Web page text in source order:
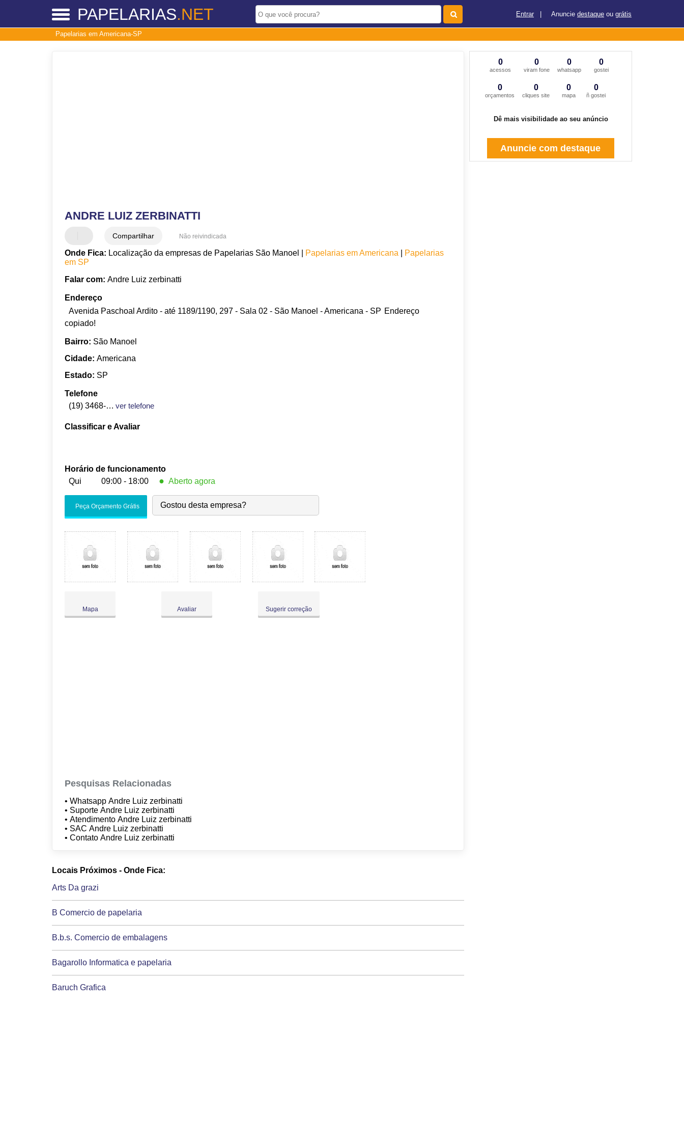
PAPELARIAS.NET Entrar Anuncie destaque ou grátis
Papelarias em Americana-SP
ANDRE LUIZ ZERBINATTI
Compartilhar Não reivindicada
Onde Fica: Localização da empresas de Papelarias São Manoel | Papelarias em Americana
Papelarias
em SP
Falar com: Andre Luiz zerbinatti
Endereço
Avenida Paschoal Ardito - até 1189/1190, 297 - Sala 02 - São Manoel - Americana - SP Endereço
copiado!
Bairro: São Manoel
Cidade: Americana
Estado: SP
Telefone
(19) 3468-2759
ver telefone
Classificar e Avaliar
Horário de funcionamento
Qui
09:00 - 18:00 ● Aberto agora
09:00 -
Fecha às 18:00
Sex:
09:00 - 18:00
Sáb:
Fechado
Fechado
Peça Orçamento Grátis Gostou desta empresa?
Mapa Avaliar Sugerir correção
Pesquisas Relacionadas
• Whatsapp Andre Luiz zerbinatti
• Suporte Andre Luiz zerbinatti
• Atendimento Andre Luiz zerbinatti
• SAC Andre Luiz zerbinatti
• Contato Andre Luiz zerbinatti
Locais Próximos - Onde Fica:
Arts Da grazi
B Comercio de papelaria
B.b.s. Comercio de embalagens
Bagarollo Informatica e papelaria
Baruch Grafica
0
acessos
0
viram fone
0
whatsapp
0
gostei
0
orçamentos
0
cliques site
0
mapa
0
ñ gostei
Dê mais visibilidade ao seu anúncio
Anuncie com destaque